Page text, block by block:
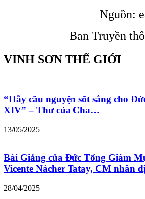
Nguồn:
Ban Truyền
VINH SƠN THẾ GIỚI
“Hãy cầu nguyện sốt sắng cho
XIV” – Thư của Cha…
13/05/2025
Bài Giảng của Đức Tổng Giám
Vicente Nácher Tatay, CM nhân
28/04/2025